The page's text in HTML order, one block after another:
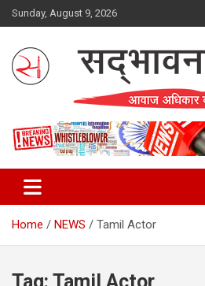
Skip
to
Sunday, August 9, 2026
Sadbhawna Today
Home NEWS Tamil Actor